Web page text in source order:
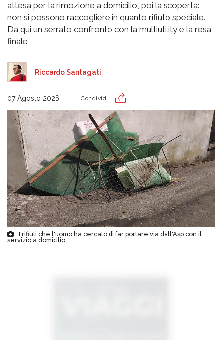
attesa per la rimozione a domicilio, poi la scoperta:
non si possono raccogliere in quanto rifiuto speciale.
Da qui un serrato confronto con la multiutility e la resa
finale
Riccardo Santagati
07 Agosto 2026 Condividi
I rifiuti che l'uomo ha cercato di far portare via dall'Asp con il
servizio a domicilio